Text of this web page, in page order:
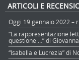
ARTICOLI E
Oggi 19 gennaio 2022 –
“La rappresentazione
questione …” di
“Isabella e Lucrezia” di